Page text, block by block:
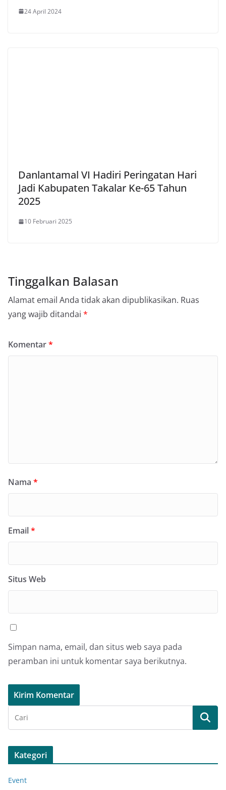
24 April 2024
Danlantamal VI Hadiri Peringatan Hari
Jadi Kabupaten Takalar Ke-65 Tahun
2025
10 Februari 2025
Tinggalkan Balasan
Alamat email Anda tidak akan dipublikasikan. Ruas
yang wajib ditandai *
Komentar*
Nama *
Email*
Situs Web
Simpan nama, email, dan situs web saya pada
peramban ini untuk komentar saya berikutnya.
Kategori
Event